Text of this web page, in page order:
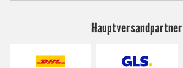
Hauptversandpartner